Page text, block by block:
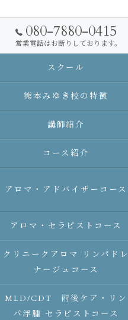
080-7880-0415
営業電話はお断りしております。
スクール
熊本みゆき校の特徴
講師紹介
コース紹介
アロマ・アドバイザーコース
アロマ・セラピストコース
クリニークアロマ リンパドレ
ナージュコース
MLD/CDT 術後ケア・リン
パ浮腫 セラピストコース